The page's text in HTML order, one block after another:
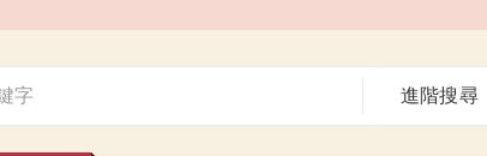
進階搜尋